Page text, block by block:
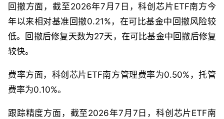
回撤方面，截至2026年7月7日，科创芯片ETF南方今
年以来相对基准回撤0.21%，在可比基金中回撤风险较
低。回撤后修复天数为27天，在可比基金中回撤后修复
较快。
费率方面，科创芯片ETF南方管理费率为0.50%，托管
费率为0.10%。
跟踪精度方面，截至2026年7月7日，科创芯片ETF南